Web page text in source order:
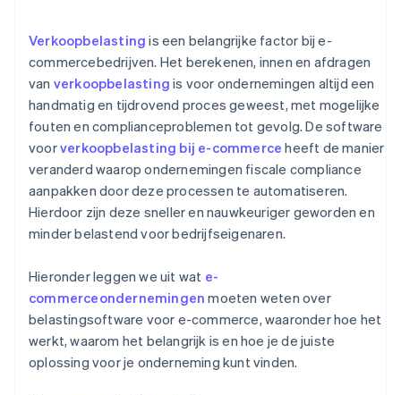
Ondersteuning voor schaalbaarheid en groei
Integratie met andere bedrijfssystemen
Betere besluitvorming
Integratie met bestaande bedrijfssystemen
Schaalbaarheid en toekomstbestendigheid
Analyse van beveiliging en gegevensbescherming
Kosten en ROI
Toekomstige uitdagingen en kansen
Verkoopbelasting is een belangrijke factor bij e-
commercebedrijven. Het berekenen, innen en afdragen
van verkoopbelasting is voor ondernemingen altijd een
handmatig en tijdrovend proces geweest, met mogelijke
fouten en complianceproblemen tot gevolg. De software
voorverkoopbelasting bij e-commerce heeft de manier
veranderd waarop ondernemingen fiscale compliance
aanpakken door deze processen te automatiseren.
Hierdoor zijn deze sneller en nauwkeuriger geworden en
minder belastend voor bedrijfseigenaren.
Hieronder leggen we uit wat e-
commerceondernemingen moeten weten over
belastingsoftware voor e-commerce, waaronder hoe het
werkt, waarom het belangrijk is en hoe je de juiste
oplossing voor je onderneming kunt vinden.